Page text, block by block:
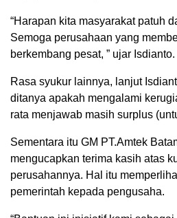
“Harapan kita masyarakat patuh
Semoga perusahaan yang
berkembang pesat, ” ujar Isdianto.
Rasa syukur lainnya, lanjut
ditanya apakah mengalami
rata menjawab masih surplus
Sementara itu GM PT.Amtek
mengucapkan terima kasih atas
perusahannya. Hal itu
pemerintah kepada pengusaha.